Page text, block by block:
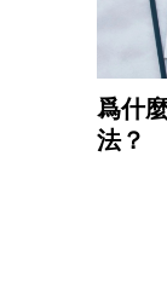
爲什
法？